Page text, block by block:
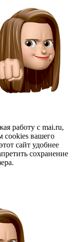
работу с mai.ru,
cookies вашего
сайт удобнее
сохранение